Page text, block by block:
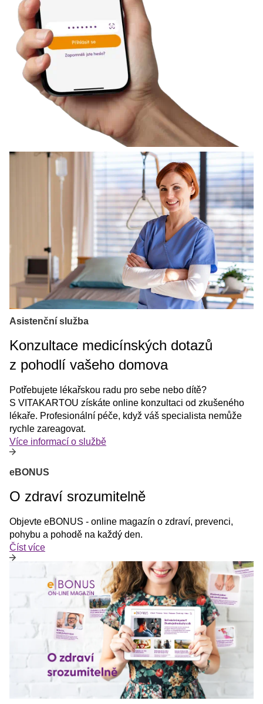
Asistenční služba
Konzultace medicínských dotazů
z pohodlí vašeho domova
Potřebujete lékařskou radu pro sebe nebo dítě?
S VITAKARTOU získáte online konzultaci od zkušeného
lékaře. Profesionální péče, když váš specialista nemůže
rychle zareagovat.
Více informací o službě
eBONUS
O zdraví srozumitelně
Objevte eBONUS - online magazín o zdraví, prevenci,
pohybu a pohodě na každý den.
Číst více